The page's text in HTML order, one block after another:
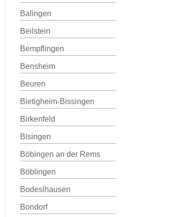
Balingen
Beilstein
Bempflingen
Bensheim
Beuren
Bietigheim-Bissingen
Birkenfeld
Bisingen
Böbingen an der Rems
Böblingen
Bodeslhausen
Bondorf